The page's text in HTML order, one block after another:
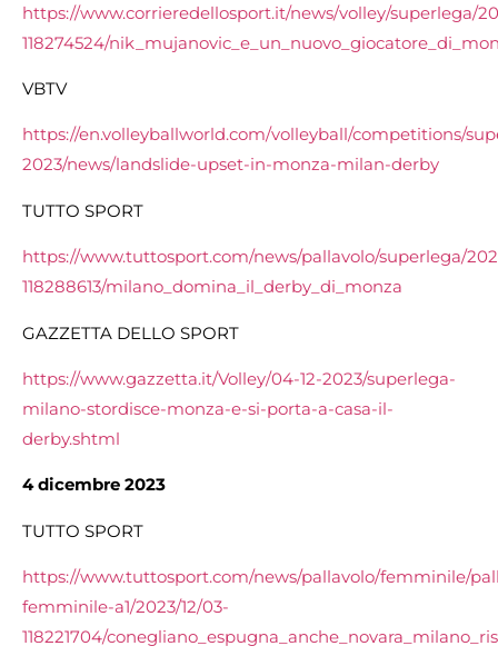
https://www.corrieredellosport.it/news/volley/superlega/
118274524/
VBTV
https://en.volleyballworld.com/volleyball/competitions/
2023/news/landslide-upset-in-monza-milan-derby
TUTTO SPORT
https://www.tuttosport.com/news/pallavolo/superlega/
118288613/milano_domina_il_derby_di_monza
GAZZETTA DELLO SPORT
https://www.gazzetta.it/Volley/04-12-2023/superlega-
milano-stordisce-monza-e-si-porta-a-casa-il-
derby.shtml
4 dicembre 2023
TUTTO SPORT
https://www.tuttosport.com/news/pallavolo/femminile/
femminile-a1/2023/12/03-
118221704/